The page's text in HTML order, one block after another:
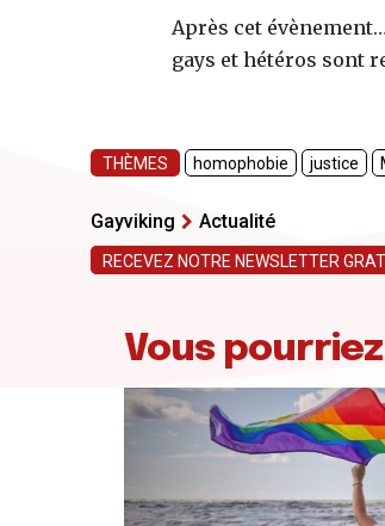
Après cet
gays et hétéros sont
THÈMES homophobie justice
Gayviking Actualité
RECEVEZ NOTRE NEWSLETTER
Vous